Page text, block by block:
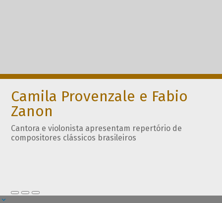
Camila Provenzale e Fabio
Zanon
Cantora e violonista apresentam repertório de
compositores clássicos brasileiros